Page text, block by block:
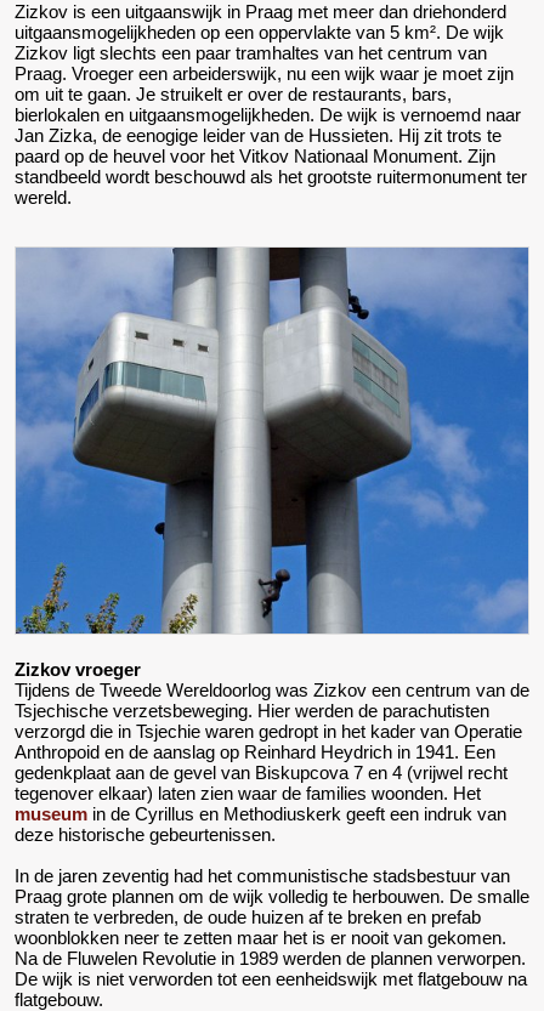
Zizkov is een uitgaanswijk in Praag met meer dan driehonderd
uitgaansmogelijkheden op een oppervlakte van 5 km². De wijk
Zizkov ligt slechts een paar tramhaltes van het centrum van
Praag. Vroeger een arbeiderswijk, nu een wijk waar je moet zijn
om uit te gaan. Je struikelt er over de restaurants, bars,
bierlokalen en uitgaansmogelijkheden. De wijk is vernoemd naar
Jan Zizka, de eenogige leider van de Hussieten. Hij zit trots te
paard op de heuvel voor het Vitkov Nationaal Monument. Zijn
standbeeld wordt beschouwd als het grootste ruitermonument ter
wereld.
Zizkov vroeger
Tijdens de Tweede Wereldoorlog was Zizkov een centrum van de
Tsjechische verzetsbeweging. Hier werden de parachutisten
verzorgd die in Tsjechie waren gedropt in het kader van Operatie
Anthropoid en de aanslag op Reinhard Heydrich in 1941. Een
gedenkplaat aan de gevel van Biskupcova 7 en 4 (vrijwel recht
tegenover elkaar) laten zien waar de families woonden. Het
museum in de Cyrillus en Methodiuskerk geeft een indruk van
deze historische gebeurtenissen.
In de jaren zeventig had het communistische stadsbestuur van
Praag grote plannen om de wijk volledig te herbouwen. De smalle
straten te verbreden, de oude huizen af te breken en prefab
woonblokken neer te zetten maar het is er nooit van gekomen.
Na de Fluwelen Revolutie in 1989 werden de plannen verworpen.
De wijk is niet verworden tot een eenheidswijk met flatgebouw na
flatgebouw.